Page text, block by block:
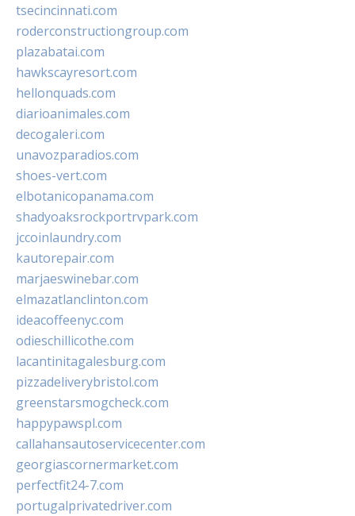
tsecincinnati.com
roderconstructiongroup.com
plazabatai.com
hawkscayresort.com
hellonquads.com
diarioanimales.com
decogaleri.com
unavozparadios.com
shoes-vert.com
elbotanicopanama.com
shadyoaksrockportrvpark.com
jccoinlaundry.com
kautorepair.com
marjaeswinebar.com
elmazatlanclinton.com
ideacoffeenyc.com
odieschillicothe.com
lacantinitagalesburg.com
pizzadeliverybristol.com
greenstarsmogcheck.com
happypawspl.com
callahansautoservicecenter.com
georgiascornermarket.com
perfectfit24-7.com
portugalprivatedriver.com